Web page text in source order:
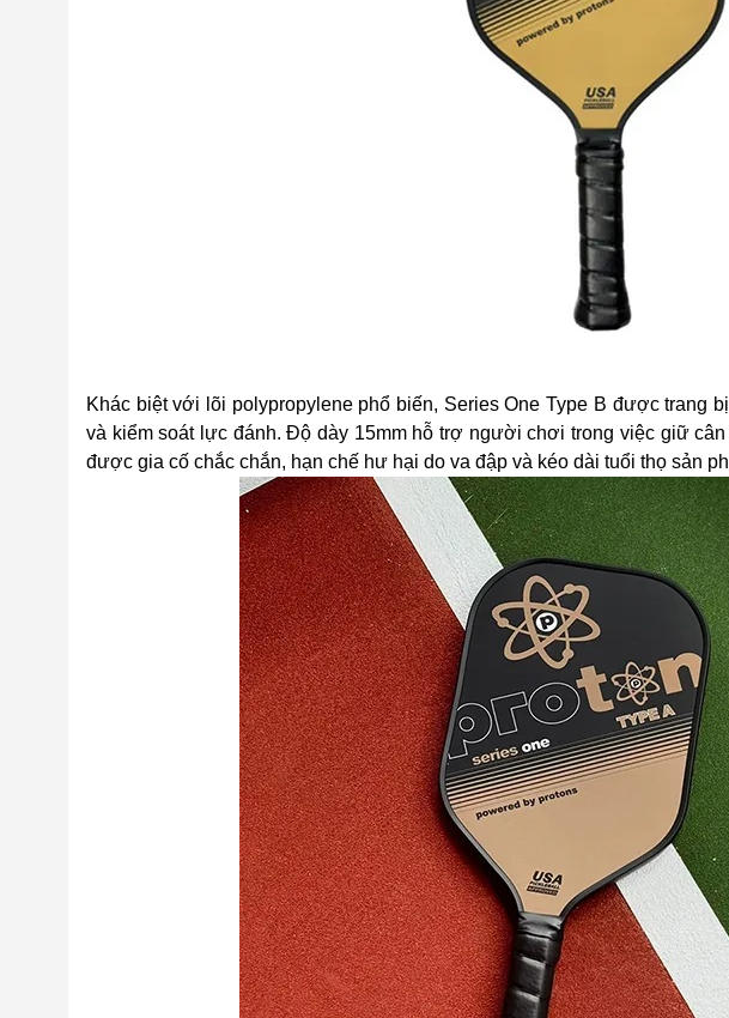
Khác biệt với lõi polypropylene phổ biến, Series One Type B được trang
và kiểm soát lực đánh. Độ dày 15mm hỗ trợ người chơi trong việc giữ
được gia cố chắc chắn, hạn chế hư hại do va đập và kéo dài tuổi thọ sản